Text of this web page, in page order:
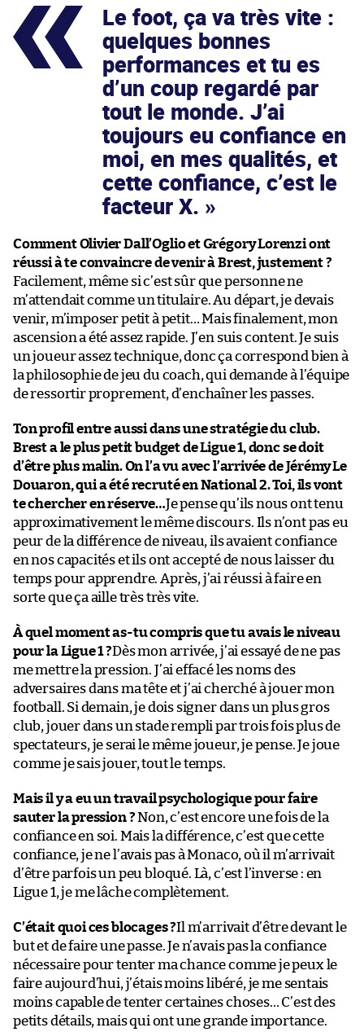
Le foot, ça va très vite :
quelques bonnes
performances et tu es
d’un coup regardé par
tout le monde. J’ai
toujours eu confiance en
moi, en mes qualités, et
cette confiance, c’est le
facteur X.
Comment Olivier Dall’Oglio et Grégory Lorenzi ont
réussi à te convaincre de venir à Brest, justement ?
Facilement, même si c’est sûr que personne ne
m’attendait comme un titulaire. Au départ, je devais
venir, m’imposer petit à petit… Mais finalement, mon
ascension a été assez rapide. J’en suis content. Je suis
un joueur assez technique, donc ça correspond bien à
la philosophie de jeu du coach, qui demande à l’équipe
de ressortir proprement, d’enchaîner les passes.
Ton profil entre aussi dans une stratégie du club.
Brest a le plus petit budget de Ligue 1, donc se doit
d’être plus malin. On l’a vu avec l’arrivée de Jérémy Le
Douaron, qui a été recruté en National 2. Toi, ils vont
te chercher en réserve…Je pense qu’ils nous ont tenu
approximativement le même discours. Ils n’ont pas eu
peur de la différence de niveau, ils avaient confiance
en nos capacités et ils ont accepté de nous laisser du
temps pour apprendre. Après, j’ai réussi à faire en
sorte que ça aille très très vite.
À quel moment as-tu compris que tu avais le niveau
pour la Ligue 1 ?Dès mon arrivée, j’ai essayé de ne pas
me mettre la pression. J’ai effacé les noms des
adversaires dans ma tête et j’ai cherché à jouer mon
football. Si demain, je dois signer dans un plus gros
club, jouer dans un stade rempli par trois fois plus de
spectateurs, je serai le même joueur, je pense. Je joue
comme je sais jouer, tout le temps.
Mais il y a eu un travail psychologique pour faire
sauter la pression ?Non, c’est encore une fois de la
confiance en soi. Mais la différence, c’est que cette
confiance, je ne l’avais pas à Monaco, où il m’arrivait
d’être parfois un peu bloqué. Là, c’est l’inverse : en
Ligue 1, je me lâche complètement.
C’était quoi ces blocages ?Il m’arrivait d’être devant le
but et de faire une passe. Je n’avais pas la confiance
nécessaire pour tenter ma chance comme je peux le
faire aujourd’hui, j’étais moins libéré, je me sentais
moins capable de tenter certaines choses… C’est des
petits détails, mais qui ont une grande importance.